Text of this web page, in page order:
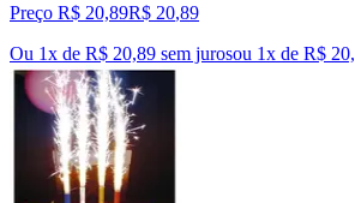
Preço R$ 20,89R$ 20,89
Ou 1x de R$ 20,89 sem jurosou 1x de R$